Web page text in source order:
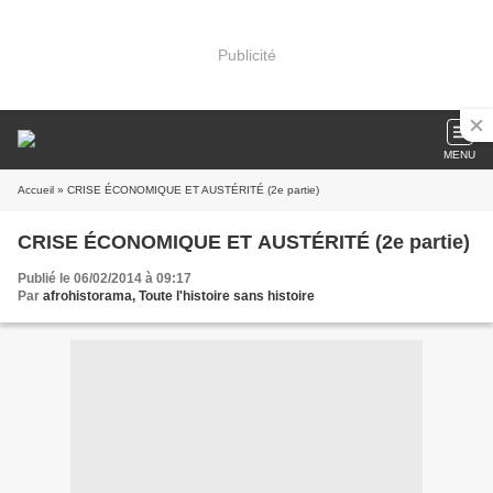
Publicité
MENU
Accueil » CRISE ÉCONOMIQUE ET AUSTÉRITÉ (2e partie)
CRISE ÉCONOMIQUE ET AUSTÉRITÉ (2e partie)
Publié le 06/02/2014 à 09:17
Par afrohistorama, Toute l'histoire sans histoire